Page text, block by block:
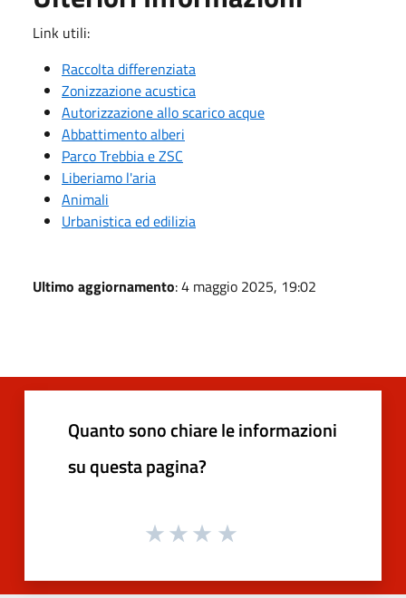
Link utili:
Raccolta differenziata
Zonizzazione acustica
Autorizzazione allo scarico acque
Abbattimento alberi
Parco Trebbia e ZSC
Liberiamo l'aria
Animali
Urbanistica ed edilizia
Ultimo aggiornamento: 4 maggio 2025, 19:02
Quanto sono chiare le informazioni
su questa pagina?